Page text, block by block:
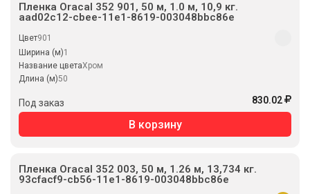
Пленка Oracal 352 901, 50 м, 1.0 м, 10,9 кг.
aad02c12-cbee-11e1-8619-003048bbc86e
Цвет901
Ширина (м)1
Название цветаХром
Длина (м)50
Под заказ 830.02
В корзину
Пленка Oracal 352 003, 50 м, 1.26 м, 13,734 кг.
93cfacf9-cb56-11e1-8619-003048bbc86e